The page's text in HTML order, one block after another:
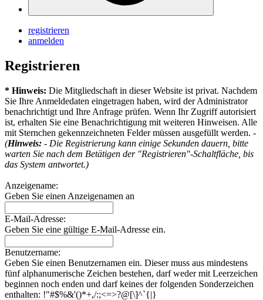
registrieren
anmelden
Registrieren
* Hinweis: Die Mitgliedschaft in dieser Website ist privat. Nachdem
Sie Ihre Anmeldedaten eingetragen haben, wird der Administrator
benachrichtigt und Ihre Anfrage prüfen. Wenn Ihr Zugriff autorisiert
ist, erhalten Sie eine Benachrichtigung mit weiteren Hinweisen. Alle
mit Sternchen gekennzeichneten Felder müssen ausgefüllt werden. -
(Hinweis: - Die Registrierung kann einige Sekunden dauern, bitte
warten Sie nach dem Betätigen der "Registrieren"-Schaltfläche, bis
das System antwortet.)
Anzeigename:
Geben Sie einen Anzeigenamen an
E-Mail-Adresse:
Geben Sie eine gültige E-Mail-Adresse ein.
Benutzername:
Geben Sie einen Benutzernamen ein. Dieser muss aus mindestens
fünf alphanumerische Zeichen bestehen, darf weder mit Leerzeichen
beginnen noch enden und darf keines der folgenden Sonderzeichen
enthalten: !"#$%&'()*+,/:;<=>?@[\]^`{|}